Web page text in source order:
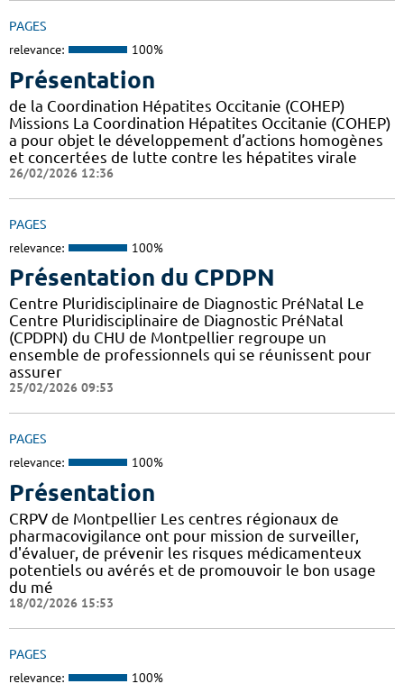
PAGES
relevance: 100%
Présentation
de la Coordination Hépatites Occitanie (COHEP)
Missions La Coordination Hépatites Occitanie (COHEP)
a pour objet le développement d’actions homogènes
et concertées de lutte contre les hépatites virale
26/02/2026 12:36
PAGES
relevance: 100%
Présentation du CPDPN
Centre Pluridisciplinaire de Diagnostic PréNatal Le
Centre Pluridisciplinaire de Diagnostic PréNatal
(CPDPN) du CHU de Montpellier regroupe un
ensemble de professionnels qui se réunissent pour
assurer
25/02/2026 09:53
PAGES
relevance: 100%
Présentation
CRPV de Montpellier Les centres régionaux de
pharmacovigilance ont pour mission de surveiller,
d'évaluer, de prévenir les risques médicamenteux
potentiels ou avérés et de promouvoir le bon usage
du mé
18/02/2026 15:53
PAGES
relevance: 100%